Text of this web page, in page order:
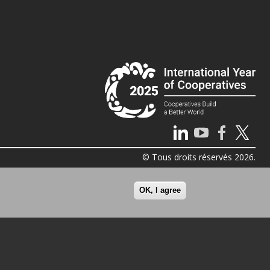
© Tous droits réservés 2026.
OK, I agree